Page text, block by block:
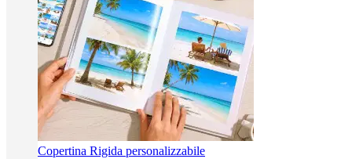
Copertina Rigida personalizzabile